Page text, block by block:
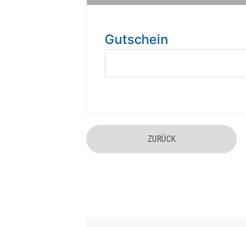
Gutschein
ZURÜCK